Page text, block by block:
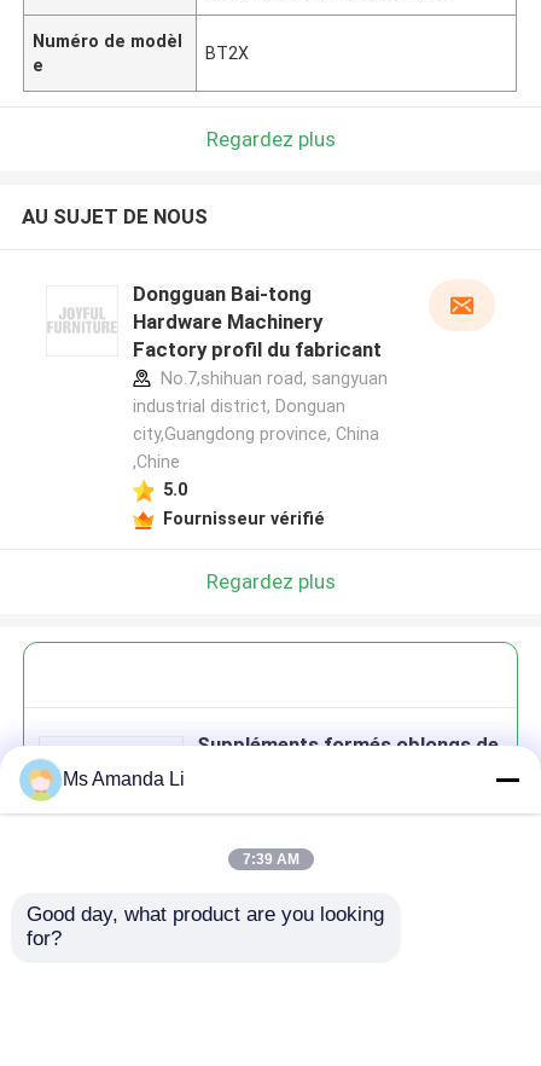
Numéro de modèl
e
BT2X
Regardez plus
AU SUJET DE NOUS
Dongguan Bai-tong
Hardware Machinery
Factory profil du fabricant
No.7,shihuan road, sangyuan
industrial district, Donguan
city,Guangdong province, China
,Chine
5.0
Fournisseur vérifié
Regardez plus
Suppléments formés oblongs de
Continuer
Ms Amanda Li
7:39 AM
Good day, what product are you looking
for?